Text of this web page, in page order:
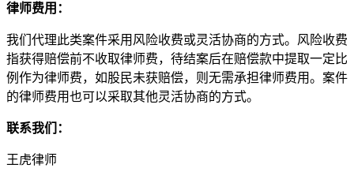
律师费用：
我们代理此类案件采用风险收费或灵活协商的方式。风险收费
指获得赔偿前不收取律师费，待结案后在赔偿款中提取一定比
例作为律师费，如股民未获赔偿，则无需承担律师费用。案件
的律师费用也可以采取其他灵活协商的方式。
联系我们：
王虎律师